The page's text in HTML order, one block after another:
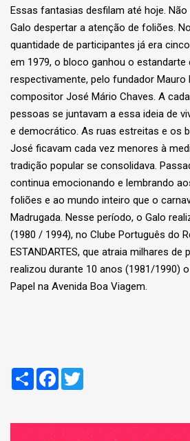
Essas fantasias desfilam até hoje.
Galo despertar a atenção de foliões.
quantidade de participantes já era
em 1979, o bloco ganhou o
respectivamente, pelo fundador Mauro
compositor José Mário Chaves. A
pessoas se juntavam a essa ideia de
e democrático. As ruas estreitas e os
José ficavam cada vez menores à
tradição popular se consolidava.
continua emocionando e lembrando
foliões e ao mundo inteiro que o
Madrugada. Nesse período, o Galo
(1980 / 1994), no Clube Português do
ESTANDARTES, que atraia milhares de
realizou durante 10 anos (1981/1990)
Papel na Avenida Boa Viagem.
Compartilhar
Facebook